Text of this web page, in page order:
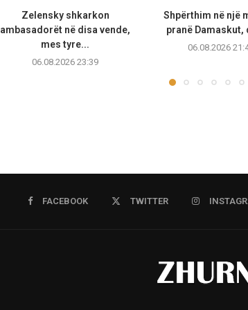
Zelensky shkarkon
ambasadorët në disa vende,
mes tyre...
06.08.2026 23:39
Shpërthim në një
pranë Damaskut,
06.08.2026
FACEBOOK TWITTER